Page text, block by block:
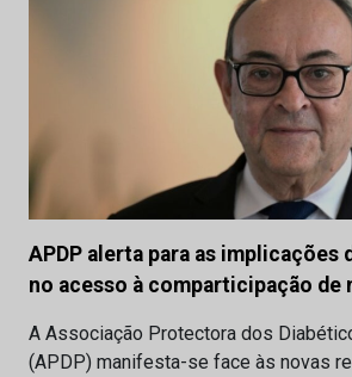
APDP alerta para as implicações
no acesso à comparticipação de
A Associação Protectora dos
(APDP) manifesta-se face às novas